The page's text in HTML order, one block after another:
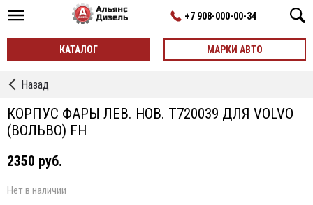
+7 908-000-00-34
КАТАЛОГ МАРКИ АВТО
←
Фар
Назад
КОРПУС ФАРЫ ЛЕВ. НОВ. T720039 ДЛЯ VOLVO
(ВОЛЬВО) FH
2350 руб.
Нет в наличии